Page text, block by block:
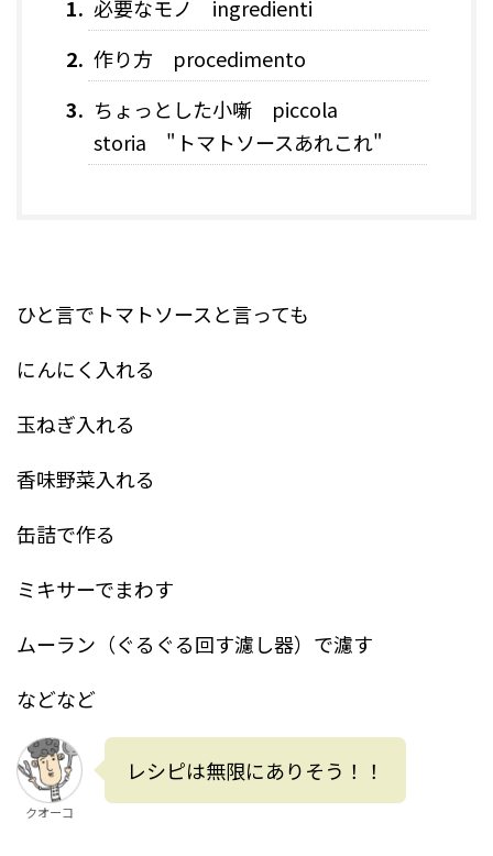
必要なモノ ingredienti
作り方 procedimento
ちょっとした小噺 piccola
storia "トマトソースあれこれ"
ひと言でトマトソースと言っても
にんにく入れる
玉ねぎ入れる
香味野菜入れる
缶詰で作る
ミキサーでまわす
ムーラン（ぐるぐる回す濾し器）で濾す
などなど
クオーコ
レシピは無限にありそう！！